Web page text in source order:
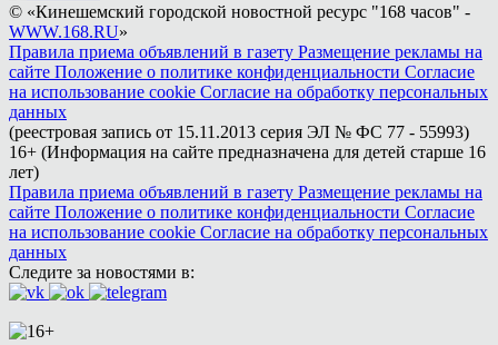
© «Кинешемский городской новостной ресурс "168 часов" -
WWW.168.RU»
Правила приема объявлений в газету Размещение рекламы на
сайте Положение о политике конфиденциальности Согласие
на использование cookie Согласие на обработку персональных
данных
(реестровая запись от 15.11.2013 серия ЭЛ № ФС 77 - 55993)
16+ (Информация на сайте предназначена для детей старше 16
лет)
Правила приема объявлений в газету Размещение рекламы на
сайте Положение о политике конфиденциальности Согласие
на использование cookie Согласие на обработку персональных
данных
Следите за новостями в: